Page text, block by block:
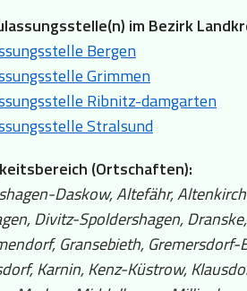
im Bezirk
Bergen
Grimmen
Ribnitz-damgarten
Stralsund
(Ortschaften):
Daskow, Altefähr,
Divitz-Spoldershagen,
Gransebieth,
Karnin, Kenz-Küstrow,